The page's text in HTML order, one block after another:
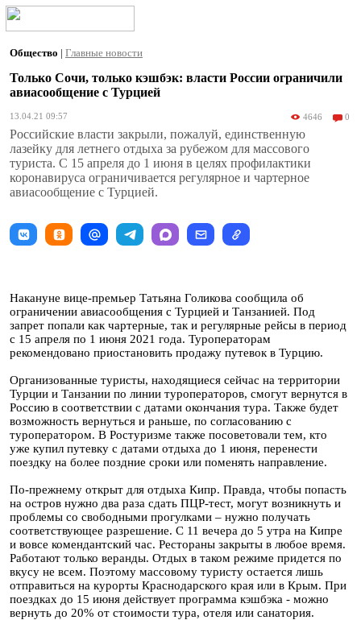
Общество | Главные новости
Только Сочи, только кэшбэк: власти России ограничили
авиасообщение с Турцией
13.04.21 09:57 4646 0
Российские власти закрыли, пожалуй, единственную
лазейку для летнего отдыха за рубежом для массового
туриста. С 15 апреля до 1 июня в целях профилактики
коронавируса ограничивается регулярное и чартерное
авиасообщение с Турцией.
Накануне вице-премьер Татьяна Голикова сообщила об
ограничении авиасообщения с Турцией и Танзанией. Под
запрет попали как чартерные, так и регулярные рейсы в период
с 15 апреля по 1 июня 2021 года. Туроператорам
рекомендовано приостановить продажу путевок в Турцию.
Организованные туристы, находящиеся сейчас на территории
Турции и Танзании по линии туроператоров, смогут вернутся в
Россию в соответствии с датами окончания тура. Также будет
возможность вернуться и раньше, по согласованию с
туроператором. В Ростуризме также посоветовали тем, кто
уже купил путевку с датами отдыха до 1 июня, перенести
поездку на более поздние сроки или поменять направление.
По-прежнему открыт для отдыха Кипр. Правда, чтобы попасть
на остров нужно два раза сдать ПЦР-тест, могут возникнуть и
проблемы со свободными прогулками – нужно получать
соответствующее разрешение. С 11 вечера до 5 утра на Кипре
и вовсе комендантский час. Рестораны закрыты в любое время.
Работают только веранды. Отдых в таком режиме придется по
вкусу не всем. Поэтому массовому туристу остается лишь
отправиться на курорты Краснодарского края или в Крым. При
поездках до 15 июня действует программа кэшбэка - можно
вернуть до 20% от стоимости тура, отеля или санатория.